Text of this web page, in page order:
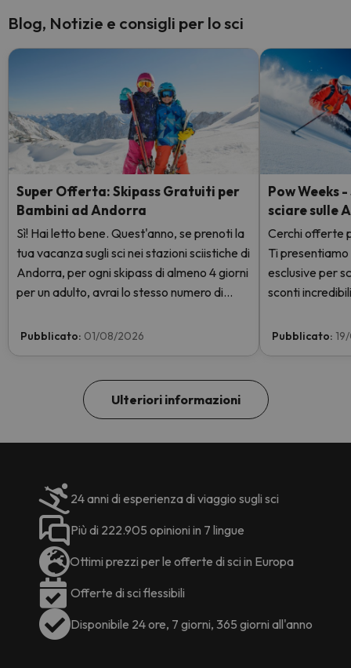
Blog, Notizie e consigli per lo sci
Super Offerta: Skipass Gratuiti per
Bambini ad Andorra
Sì! Hai letto bene. Quest'anno, se prenoti la
tua vacanza sugli sci nei stazioni sciistiche di
Andorra, per ogni skipass di almeno 4 giorni
per un adulto, avrai lo stesso numero di
GRATIS. Entra e scoprilo qui.
Pubblicato: 01/08/2026
Pow Weeks
sciare sulle
Cerchi offerte
Ti
esclusive per
sconti
Pubblicato:
Ulteriori informazioni
24 anni di esperienza di viaggio sugli sci
Più di 222.905 opinioni in 7 lingue
Ottimi prezzi per le offerte di sci in Europa
Offerte di sci flessibili
Disponibile 24 ore, 7 giorni, 365 giorni all'anno